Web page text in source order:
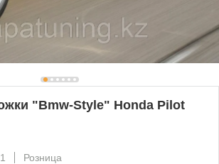
"Bmw-Style" Honda Pilot
Розница